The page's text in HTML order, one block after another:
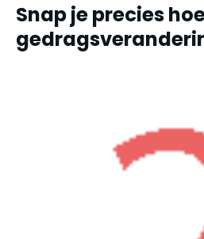
Snap je precies